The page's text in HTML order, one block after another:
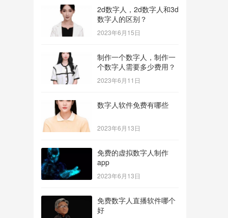
2d数字人，2d数字人和3d
数字人的区别？
2023年6月15日
制作一个数字人，制作一
个数字人需要多少费用？
2023年6月11日
数字人软件免费有哪些
2023年6月13日
免费的虚拟数字人制作
app
2023年6月13日
免费数字人直播软件哪个
好